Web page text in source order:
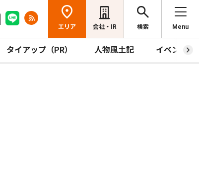
エリア 会社・IR 検索 Menu
タイアップ（PR） 人物風土記 イベント